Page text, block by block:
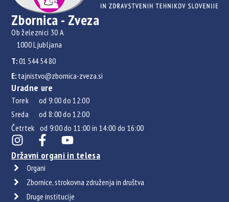
Zbornica - Zveza
Ob železnici 30 A
1000 Ljubljana
T:01 544 54 80
E: tajnistvo@zbornica-zveza.si
Uradne ure
Torek od 9:00 do 12:00
Sreda od 8:00 do 12:00
Četrtek od 9:00 do 11:00 in 14:00 do 16:00
Državni organi in telesa
Organi
Zbornice, strokovna združenja in društva
Druge institucije